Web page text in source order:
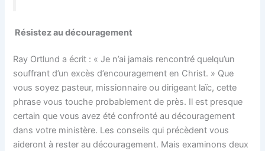
Résistez au découragement
Ray Ortlund a écrit : « Je n’ai jamais rencontré quelqu’un
souffrant d’un excès d’encouragement en Christ. » Que
vous soyez pasteur, missionnaire ou dirigeant laïc, cette
phrase vous touche probablement de près. Il est presque
certain que vous avez été confronté au découragement
dans votre ministère. Les conseils qui précèdent vous
aideront à rester au découragement. Mais examinons deux